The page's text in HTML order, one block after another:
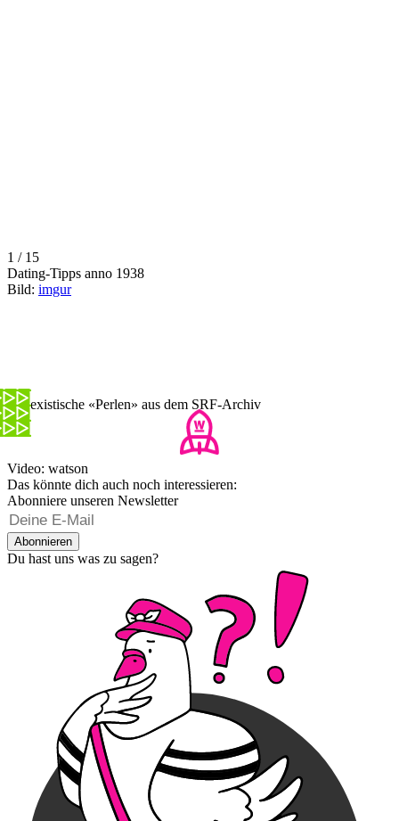
1 / 15
Dating-Tipps anno 1938
Bild: imgur
12 sexistische «Perlen» aus dem SRF-Archiv
Video: watson
Das könnte dich auch noch interessieren:
Abonniere unseren Newsletter
Abonnieren
Du hast uns was zu sagen?